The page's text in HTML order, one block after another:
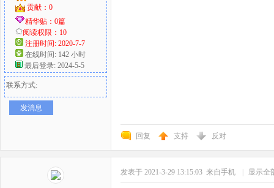
贡献：0
精华贴：0篇
阅读权限：10
注册时间: 2020-7-7
在线时间: 142 小时
最后登录: 2024-5-5
联系方式:
发消息
回复 支持 反对
发表于 2021-3-29 13:15:03 来自手机 显示全